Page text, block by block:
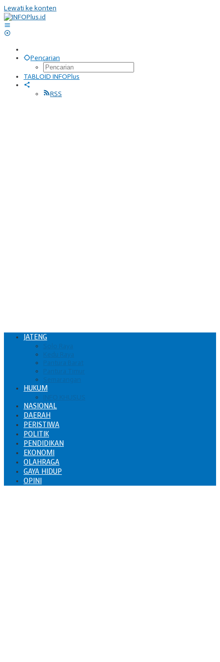
Lewati ke konten
Pencarian
TABLOID INFOPlus
RSS
JATENG
Solo Raya
Kedu Raya
Pantura Barat
Pantura Timur
Semarangan
HUKUM
INFO KHUSUS
NASIONAL
DAERAH
PERISTIWA
POLITIK
PENDIDIKAN
EKONOMI
OLAHRAGA
GAYA HIDUP
OPINI